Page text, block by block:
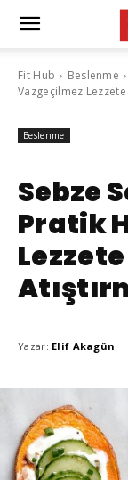
Fit Hub Beslenme
Vazgeçilmez Lezzete
Beslenme
Sebze
Pratik
Yazar: Elif Akagün